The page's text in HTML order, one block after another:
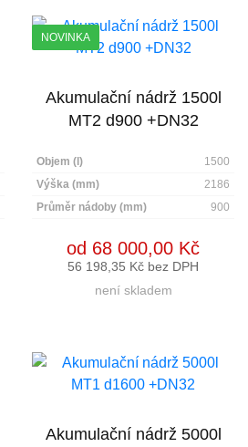
NOVINKA
Akumulační nádrž 1500l
MT2 d900 +DN32
Objem (l)
1500
Výška (mm)
2186
Průměr nádoby (mm)
900
od 68 000,00 Kč
56 198,35 Kč bez DPH
není skladem
Akumulační nádrž 5000l